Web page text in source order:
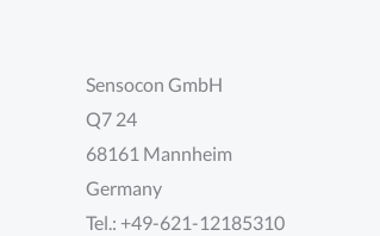
Sensocon GmbH
Q7 24
68161 Mannheim
Germany
Tel.: +49-621-12185310